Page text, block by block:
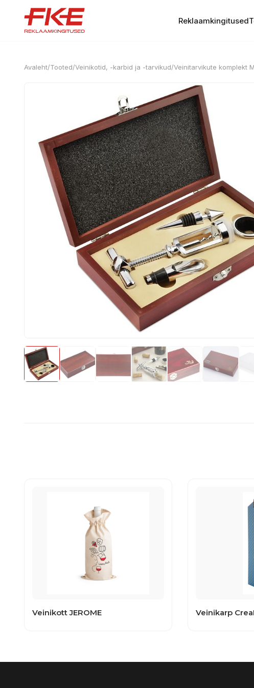
Reklaamkingitused
Avaleht/Tooted/Veinikotid, -karbid ja -tarvikud/Veinitarvikute komplekt
Veinikott JEROME Veinikarp